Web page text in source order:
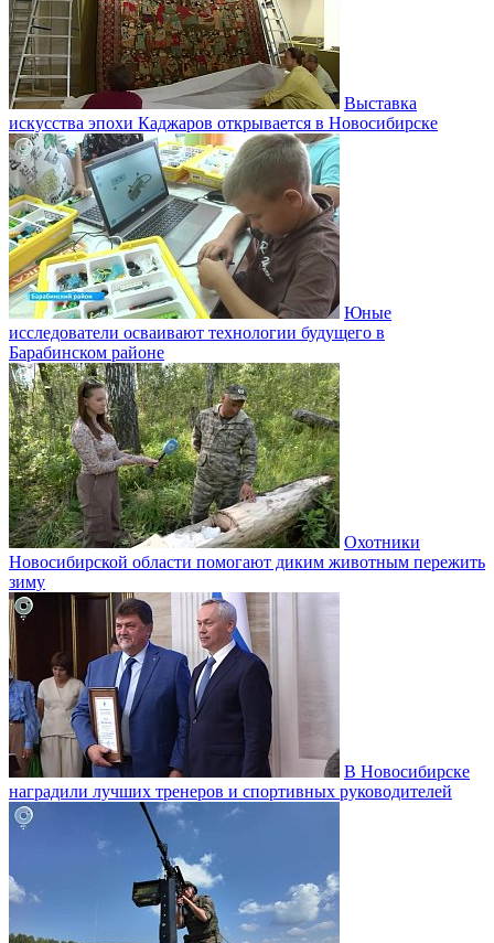
Выставка
искусства эпохи Каджаров открывается в Новосибирске
Юные
исследователи осваивают технологии будущего в
Барабинском районе
Охотники
Новосибирской области помогают диким животным пережить
зиму
В Новосибирске
наградили лучших тренеров и спортивных руководителей